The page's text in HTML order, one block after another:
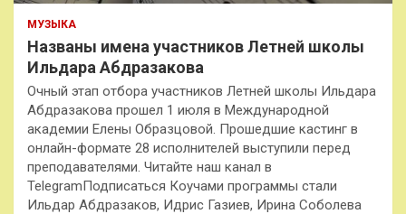
МУЗЫКА
Названы имена участников Летней школы
Ильдара Абдразакова
Очный этап отбора участников Летней школы Ильдара
Абдразакова прошел 1 июля в Международной
академии Елены Образцовой. Прошедшие кастинг в
онлайн-формате 28 исполнителей выступили перед
преподавателями. Читайте наш канал в
TelegramПодписаться Коучами программы стали
Ильдар Абдразаков, Идрис Газиев, Ирина Соболева